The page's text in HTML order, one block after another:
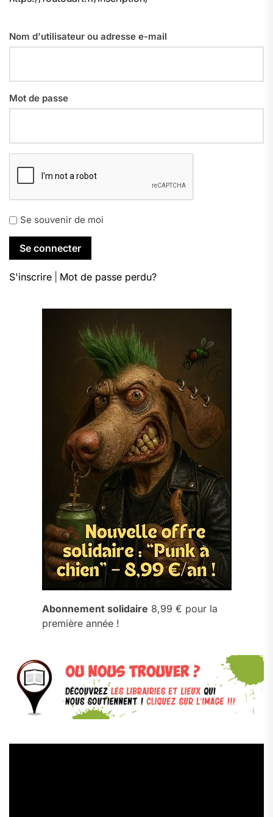
Nom d'utilisateur ou adresse e-mail
Mot de passe
Se souvenir de moi
S'inscrire Mot de passe perdu?
Abonnement solidaire 8,99 € pour la
première année !